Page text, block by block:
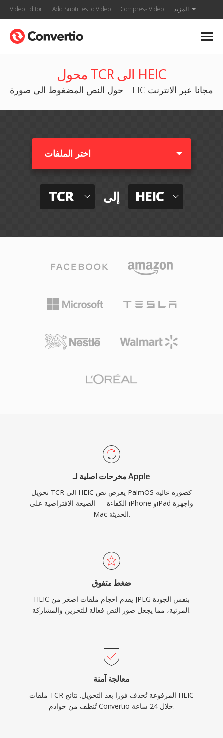
Video Editor Add Subtitles to Video Compress Video المزيد
محول TCR الى HEIC
حول النص المضغوط الى صورة HEIC مجانا عبر الانترنت
اختر الملفات
TCR إلى HEIC
مخرجات اصلية لـ Apple
تحويل TCR الى HEIC يعرض نص PalmOS كصورة عالية
الكفاءة — الصيغة الافتراضية على iPhone وiPad واجهزة
Mac الحديثة.
ضغط متفوق
HEIC يقدم احجام ملفات اصغر من JPEG بنفس الجودة
المرئية، مما يجعل صور النص فعالة للتخزين والمشاركة.
معالجة آمنة
ملفات TCR المرفوعة تُحذف فورا بعد التحويل. نتائج HEIC
تُنظف من خوادم Convertio خلال 24 ساعة.